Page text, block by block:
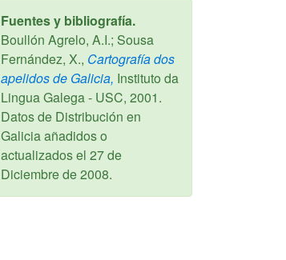
Fuentes y bibliografía.
Boullón Agrelo, A.I.; Sousa
Fernández, X., Cartografía dos
apelidos de Galicia, Instituto da
Lingua Galega - USC, 2001.
Datos de Distribución en
Galicia añadidos o
actualizados el 27 de
Diciembre de 2008.